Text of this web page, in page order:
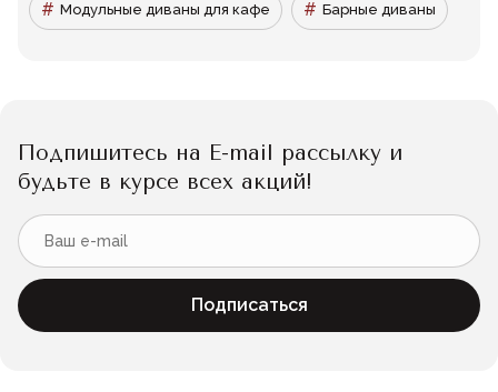
Модульные диваны для кафе Барные диваны
Подпишитесь на E-mail рассылку и
будьте в курсе всех акций!
Подписаться